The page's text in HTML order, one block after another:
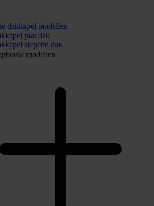
dakkapel modellen
plat dak
slepend dak
modellen